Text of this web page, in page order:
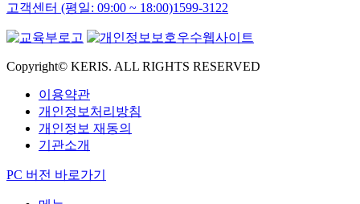
고객센터 (평일: 09:00 ~ 18:00)1599-3122
Copyright© KERIS. ALL RIGHTS RESERVED
이용약관
개인정보처리방침
개인정보 재동의
기관소개
PC 버전 바로가기